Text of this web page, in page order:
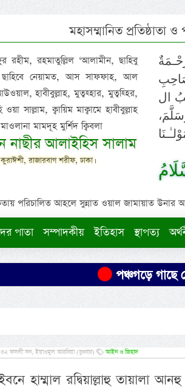
মহাসম্মানিত প্রতিষ্ঠাতা
রহীম, রহমাতুল্লিল ‘আলামীন, ছাহিবু
ছাহিবে নেয়ামত, আস সাফফাহ, আল
হাবীবুল্লাহ, মুত্বহ্হার, মুত্বহ্হির,
সাল্লাম, ক্বায়িম মাক্বামে হাবীবুল্লাহ
মামদূহ মুর্শিদ ক্বিবলা
নাছীর আলাইহিস সালাম
রাজারবাগ শরীফ, ঢাকা।
ال
পরিচালিত আহলে সুন্নাত ওয়াল জামায়াত উনার
পাতা সম্পাদকীয় ইতিহাস স্থাপত্য
পঞ্চগড়ে গাছে বেঁধে
ফসলী সন, ইয়াওমুল আরবিয়া (বুধবার) আইন ও জিহাদ
হাম্মাল রদ্বিয়াল্লাহু তায়ালা আনহু